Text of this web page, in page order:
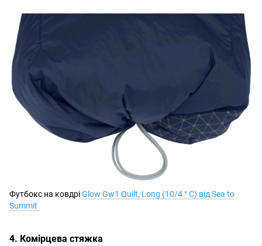
Футбокс на ковдріGlow Gw1 Quilt, Long (10/4 ° C) від Sea to
Summit
4. Комірцева стяжка